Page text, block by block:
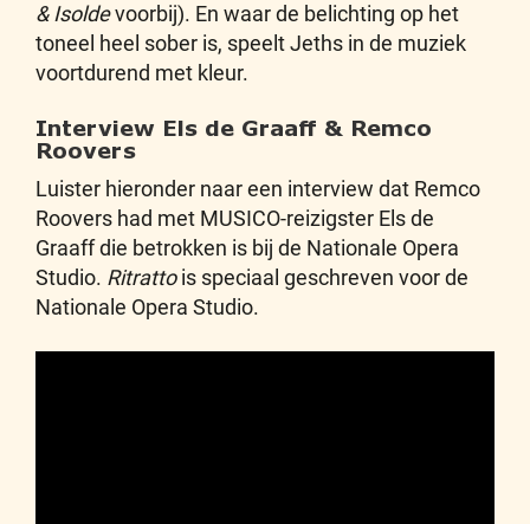
& Isoldevoorbij). En waar de belichting op het
toneel heel sober is, speelt Jeths in de muziek
voortdurend met kleur.
Interview Els de Graaff & Remco
Roovers
Luister hieronder naar een interview dat Remco
Roovers had met MUSICO-reizigster Els de
Graaff die betrokken is bij de Nationale Opera
Studio. Ritrattois speciaal geschreven voor de
Nationale Opera Studio.